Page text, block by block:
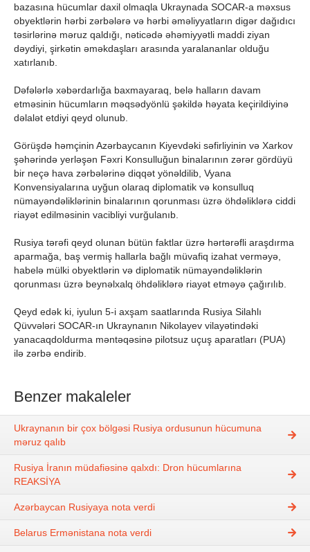
bazasına hücumlar daxil olmaqla Ukraynada SOCAR-a məxsus
obyektlərin hərbi zərbələrə və hərbi əməliyyatların digər dağıdıcı
təsirlərinə məruz qaldığı, nəticədə əhəmiyyətli maddi ziyan
dəydiyi, şirkətin əməkdaşları arasında yaralananlar olduğu
xatırlanıb.
Dəfələrlə xəbərdarlığa baxmayaraq, belə halların davam
etməsinin hücumların məqsədyönlü şəkildə həyata keçirildiyinə
dəlalət etdiyi qeyd olunub.
Görüşdə həmçinin Azərbaycanın Kiyevdəki səfirliyinin və Xarkov
şəhərində yerləşən Fəxri Konsulluğun binalarının zərər gördüyü
bir neçə hava zərbələrinə diqqət yönəldilib, Vyana
Konvensiyalarına uyğun olaraq diplomatik və konsulluq
nümayəndəliklərinin binalarının qorunması üzrə öhdəliklərə ciddi
riayət edilməsinin vacibliyi vurğulanıb.
Rusiya tərəfi qeyd olunan bütün faktlar üzrə hərtərəfli araşdırma
aparmağa, baş vermiş hallarla bağlı müvafiq izahat verməyə,
habelə mülki obyektlərin və diplomatik nümayəndəliklərin
qorunması üzrə beynəlxalq öhdəliklərə riayət etməyə çağırılıb.
Qeyd edək ki, iyulun 5-i axşam saatlarında Rusiya Silahlı
Qüvvələri SOCAR-ın Ukraynanın Nikolayev vilayətindəki
yanacaqdoldurma məntəqəsinə pilotsuz uçuş aparatları (PUA)
ilə zərbə endirib.
Benzer makaleler
Ukraynanın bir çox bölgəsi Rusiya ordusunun hücumuna
məruz qalıb
Rusiya İranın müdafiəsinə qalxdı: Dron hücumlarına
REAKSİYA
Azərbaycan Rusiyaya nota verdi
Belarus Ermənistana nota verdi